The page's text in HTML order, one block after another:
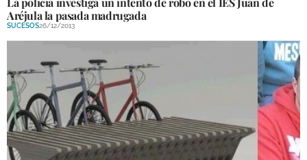
Aréjula la pasada madrugada
SUCESOS26/12/2013